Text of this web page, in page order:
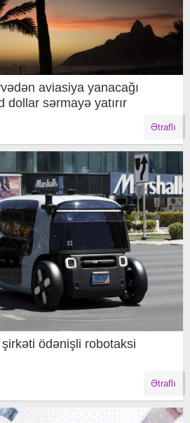
aviasiya yanacağı
dollar sərmayə yatırır
Ətraflı
şirkəti ödənişli robotaksi
Ətraflı